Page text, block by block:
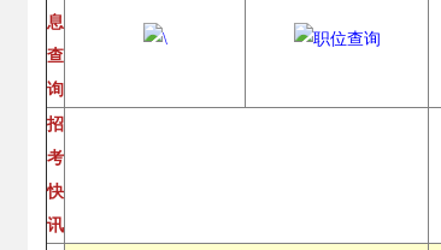
息
查
询
招
考
快
讯